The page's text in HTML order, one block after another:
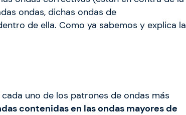
ondas, dichas ondas de
de ella. Como ya sabemos y explica la
uno de los patrones de ondas más
contenidas en las ondas mayores de